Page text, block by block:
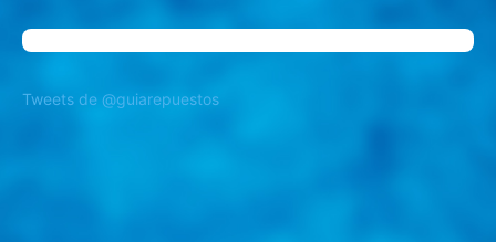
Tweets de @guiarepuestos